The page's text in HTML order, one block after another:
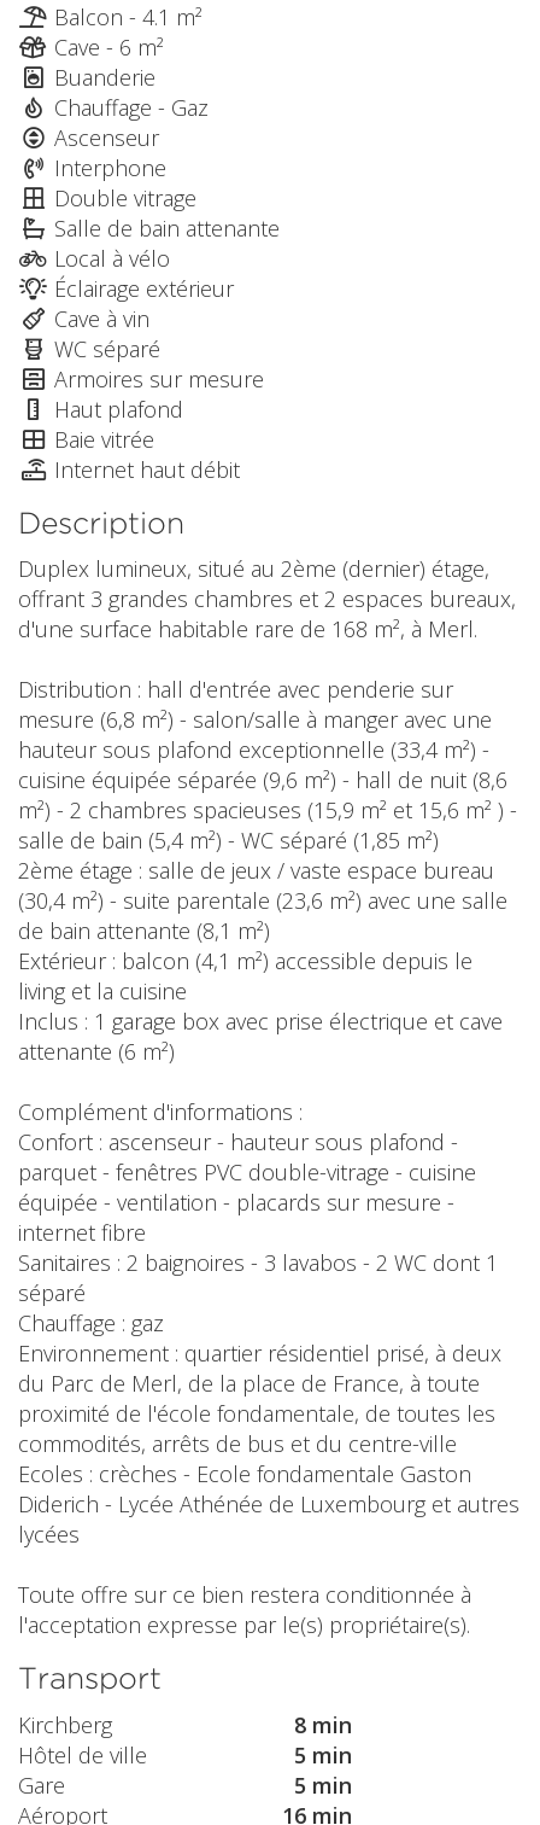
Balcon - 4.1 m²
Cave - 6 m²
Buanderie
Chauffage - Gaz
Ascenseur
Interphone
Double vitrage
Salle de bain attenante
Local à vélo
Éclairage extérieur
Cave à vin
WC séparé
Armoires sur mesure
Haut plafond
Baie vitrée
Internet haut débit
Description
Duplex lumineux, situé au 2ème (dernier) étage,
offrant 3 grandes chambres et 2 espaces bureaux,
d'une surface habitable rare de 168 m², à Merl.
Distribution : hall d'entrée avec penderie sur
mesure (6,8 m²) - salon/salle à manger avec une
hauteur sous plafond exceptionnelle (33,4 m²) -
cuisine équipée séparée (9,6 m²) - hall de nuit (8,6
m²) - 2 chambres spacieuses (15,9 m² et 15,6 m² ) -
salle de bain (5,4 m²) - WC séparé (1,85 m²)
2ème étage : salle de jeux / vaste espace bureau
(30,4 m²) - suite parentale (23,6 m²) avec une salle
de bain attenante (8,1 m²)
Extérieur : balcon (4,1 m²) accessible depuis le
living et la cuisine
Inclus : 1 garage box avec prise électrique et cave
attenante (6 m²)
Complément d'informations :
Confort : ascenseur - hauteur sous plafond -
parquet - fenêtres PVC double-vitrage - cuisine
équipée - ventilation - placards sur mesure -
internet fibre
Sanitaires : 2 baignoires - 3 lavabos - 2 WC dont 1
séparé
Chauffage : gaz
Environnement : quartier résidentiel prisé, à deux
du Parc de Merl, de la place de France, à toute
proximité de l'école fondamentale, de toutes les
commodités, arrêts de bus et du centre-ville
Ecoles : crèches - Ecole fondamentale Gaston
Diderich - Lycée Athénée de Luxembourg et autres
lycées
Toute offre sur ce bien restera conditionnée à
l'acceptation expresse par le(s) propriétaire(s).
Transport
Kirchberg
8 min
Hôtel de ville
5 min
Gare
5 min
Aéroport
16 min